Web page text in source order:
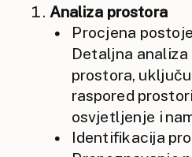
Analiza prostora
Procjena
Detaljna
prostora,
raspored
osvjetljenje i
Identifikacija